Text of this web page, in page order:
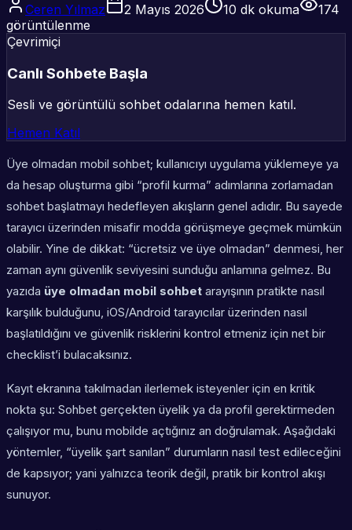
Ceren Yılmaz 2 Mayıs 2026 10 dk okuma
174
görüntülenme
Çevrimiçi
Canlı Sohbete Başla
Sesli ve görüntülü sohbet odalarına hemen katıl.
Hemen Katıl
Üye olmadan mobil sohbet; kullanıcıyı uygulama yüklemeye ya
da hesap oluşturma gibi “profil kurma” adımlarına zorlamadan
sohbet başlatmayı hedefleyen akışların genel adıdır. Bu sayede
tarayıcı üzerinden misafir modda görüşmeye geçmek mümkün
olabilir. Yine de dikkat: “ücretsiz ve üye olmadan” denmesi, her
zaman aynı güvenlik seviyesini sunduğu anlamına gelmez. Bu
yazıda üye olmadan mobil sohbet arayışının pratikte nasıl
karşılık bulduğunu, iOS/Android tarayıcılar üzerinden nasıl
başlatıldığını ve güvenlik risklerini kontrol etmeniz için net bir
checklist’i bulacaksınız.
Kayıt ekranına takılmadan ilerlemek isteyenler için en kritik
nokta şu: Sohbet gerçekten üyelik ya da profil gerektirmeden
çalışıyor mu, bunu mobilde açtığınız an doğrulamak. Aşağıdaki
yöntemler, “üyelik şart sanılan” durumların nasıl test edileceğini
de kapsıyor; yani yalnızca teorik değil, pratik bir kontrol akışı
sunuyor.